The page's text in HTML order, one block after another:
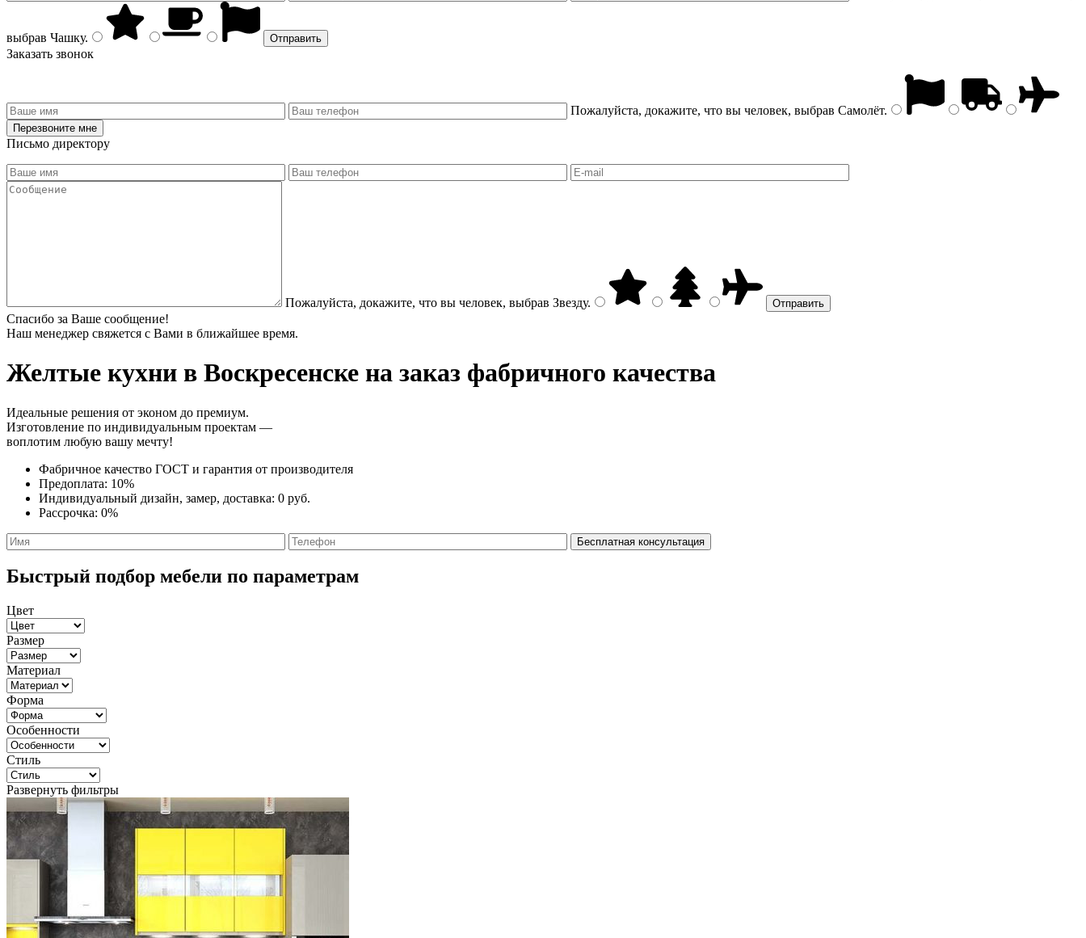
выбрав Чашку.
Заказать звонок
Пожалуйста, докажите, что вы человек, выбрав Самолёт.
Письмо директору
Пожалуйста, докажите, что вы человек, выбрав Звезду.
Спасибо за Ваше сообщение!
Наш менеджер свяжется с Вами в ближайшее время.
Желтые кухни в Воскресенске на заказ фабричного качества
Идеальные решения от эконом до премиум.
Изготовление по индивидуальным проектам —
воплотим любую вашу мечту!
Фабричное качество ГОСТ и гарантия от производителя
Предоплата: 10%
Индивидуальный дизайн, замер, доставка: 0 руб.
Рассрочка: 0%
Быстрый подбор мебели по параметрам
Цвет
Размер
Материал
Форма
Особенности
Стиль
Развернуть фильтры